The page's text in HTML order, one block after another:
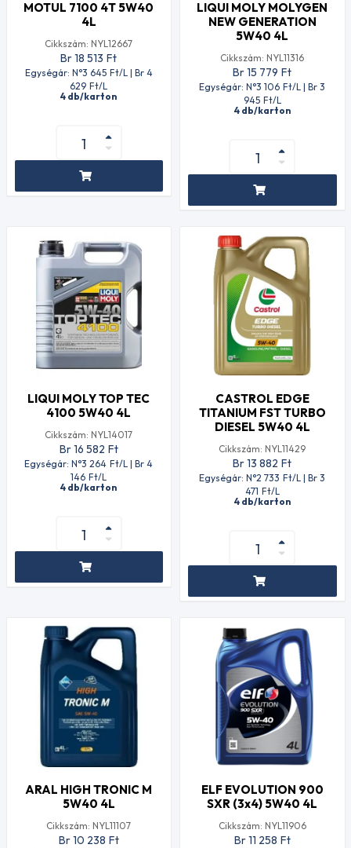
MOTUL 7100 4T 5W40
4L
Cikkszám: NYL12667
Br 18 513 Ft
Egységár: N°3 645 Ft/L | Br 4
629 Ft/L
4 db/karton
LIQUI MOLY MOLYGEN
NEW GENERATION
5W40 4L
Cikkszám: NYL11316
Br 15 779 Ft
Egységár: N°3 106 Ft/L | Br 3
945 Ft/L
4 db/karton
LIQUI MOLY TOP TEC
4100 5W40 4L
Cikkszám: NYL14017
Br 16 582 Ft
Egységár: N°3 264 Ft/L | Br 4
146 Ft/L
4 db/karton
CASTROL EDGE
TITANIUM FST TURBO
DIESEL 5W40 4L
Cikkszám: NYL11429
Br 13 882 Ft
Egységár: N°2 733 Ft/L | Br 3
471 Ft/L
4 db/karton
ARAL HIGH TRONIC M
5W40 4L
Cikkszám: NYL11107
Br 10 238 Ft
ELF EVOLUTION 900
SXR (3x4) 5W40 4L
Cikkszám: NYL11906
Br 11 258 Ft